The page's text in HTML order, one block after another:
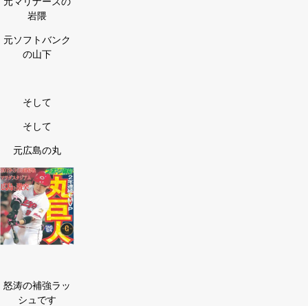
岩隈
元ソフトバンク
の山下
そして
そして
元広島の丸
怒涛の補強ラッ
シュです